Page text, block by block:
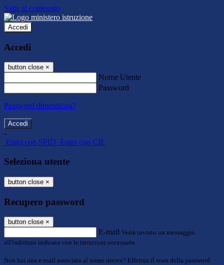
Salta al contenuto
Accedi
Accedi
button close ×
Nome Utente
Password
Password dimenticata?
-
Entra con SPID Entra con CIE
Seleziona utente
button close ×
Recupero password
button close ×
E-mail Verrà inviato un messaggio
all'indirizzo indicato con le istruzioni necessarie.
Non hai una e-mail associata al nome utente? Effettua il reset della password